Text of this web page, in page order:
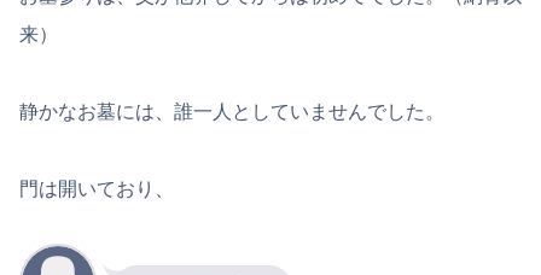
来）
静かなお墓には、誰一人としていませんでした。
門は開いており、